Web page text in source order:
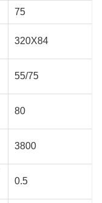
75
320X84
55/75
80
3800
0.5